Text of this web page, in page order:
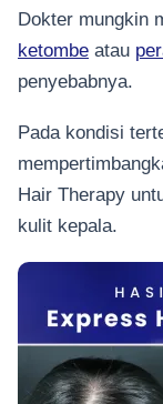
Dokter mungkin
ketombe atau
penyebabnya.
Pada kondisi
Hair Therapy
kulit kepala.